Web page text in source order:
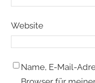
Website
Name, E-Mail-